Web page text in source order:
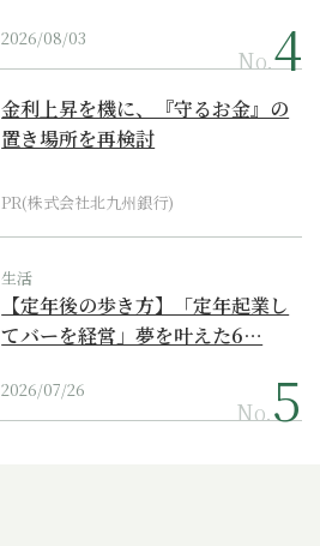
2026/08/03
No.
金利上昇を機に、『守るお金』の
置き場所を再検討
PR(株式会社北九州銀行)
生活
【定年後の歩き方】「定年起業し
てバーを経営」夢を叶えた6…
2026/07/26
No.